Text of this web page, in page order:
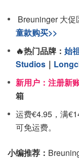
Breuninger 大促
童款购买>>
🔥热门品牌： 始
Studios ｜
新用户：注册新
箱
运费€4.95，满
可免运费。
小编推荐：